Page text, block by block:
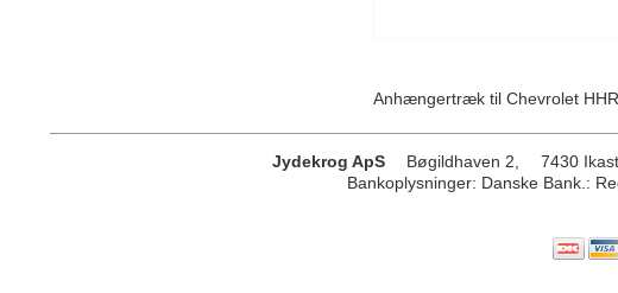
Anhængertræk til Chevrolet HHR
Jydekrog ApS Bøgildhaven 2, 7430 Ikast
Bankoplysninger: Danske Bank.: